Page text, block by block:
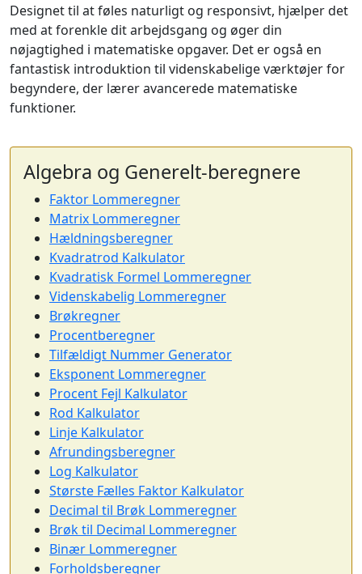
Designet til at føles naturligt og responsivt, hjælper det
med at forenkle dit arbejdsgang og øger din
nøjagtighed i matematiske opgaver. Det er også en
fantastisk introduktion til videnskabelige værktøjer for
begyndere, der lærer avancerede matematiske
funktioner.
Algebra og Generelt-beregnere
Faktor Lommeregner
Matrix Lommeregner
Hældningsberegner
Kvadratrod Kalkulator
Kvadratisk Formel Lommeregner
Videnskabelig Lommeregner
Brøkregner
Procentberegner
Tilfældigt Nummer Generator
Eksponent Lommeregner
Procent Fejl Kalkulator
Rod Kalkulator
Linje Kalkulator
Afrundingsberegner
Log Kalkulator
Største Fælles Faktor Kalkulator
Decimal til Brøk Lommeregner
Brøk til Decimal Lommeregner
Binær Lommeregner
Forholdsberegner